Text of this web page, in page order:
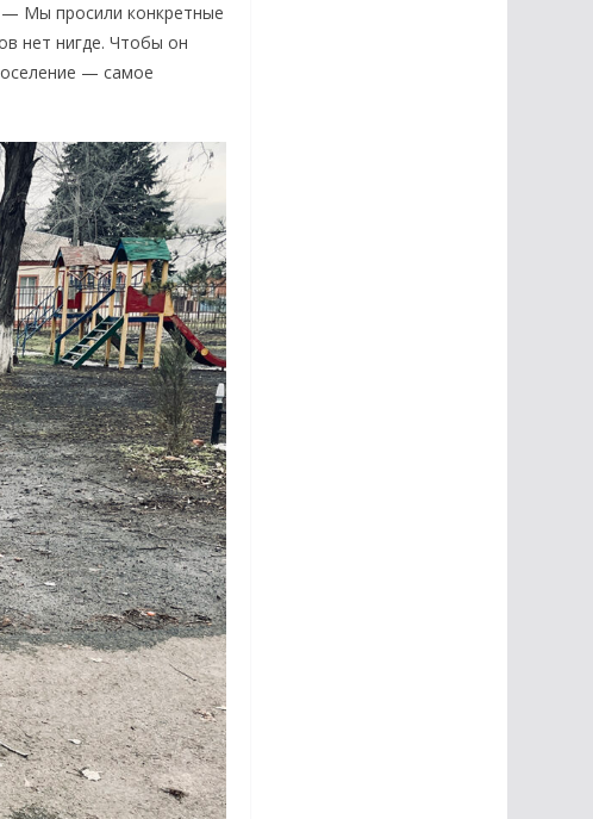
— Мы просили конкретные
нет нигде. Чтобы он
— самое